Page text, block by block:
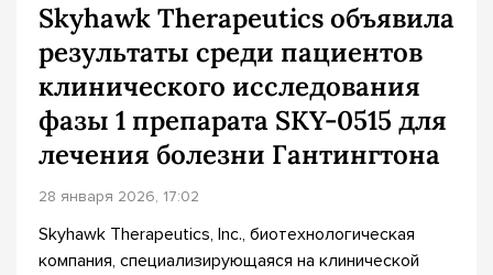
Skyhawk Therapeutics объявила
результаты среди пациентов
клинического исследования
фазы 1 препарата SKY-0515 для
лечения болезни Гантингтона
28 января 2026, 17:02
Skyhawk Therapeutics, Inc., биотехнологическая
компания, специализирующаяся на клинической